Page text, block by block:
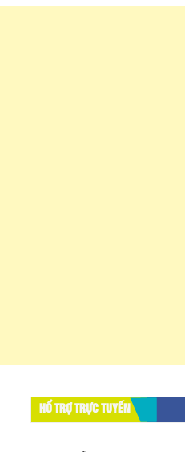
HỔ TRỢ TRỰC TUYẾN